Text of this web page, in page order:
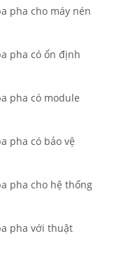
pha cho máy nén
pha có ổn định
pha có module
pha có bảo vệ
pha cho hệ thống
pha với thuật